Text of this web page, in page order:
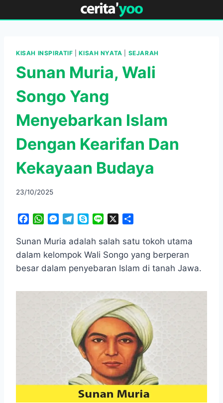
to
KISAH INSPIRATIF |KISAH NYATA SEJARAH
Sunan Muria, Wali
Songo Yang
Menyebarkan Islam
Dengan Kearifan Dan
Kekayaan Budaya
23/10/2025
c
e
o
W
a
t
s
A
M
s
s
n
l
e
r
y
p
n
e
a
r
Sunan Muria adalah salah satu tokoh utama
dalam kelompok Wali Songo yang berperan
besar dalam penyebaran Islam di tanah Jawa.